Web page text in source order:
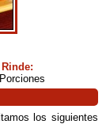
Rinde:
los siguientes